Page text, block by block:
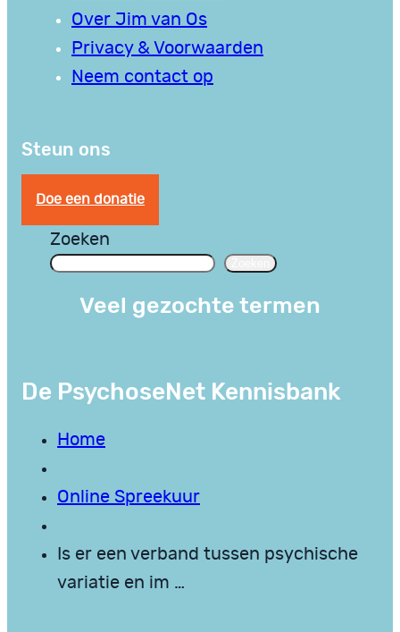
Over Jim van Os
Privacy & Voorwaarden
Neem contact op
Steun ons
Doe een donatie
Zoeken
Veel gezochte termen
De PsychoseNet Kennisbank
Home
Online Spreekuur
Is er een verband tussen psychische
variatie en im …